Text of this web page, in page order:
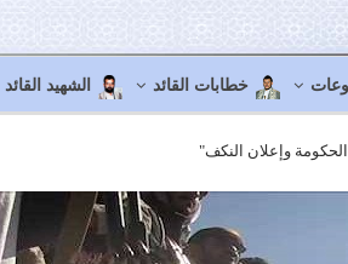
خطابات القائد الشهيد القائد
وإعلان النكف"